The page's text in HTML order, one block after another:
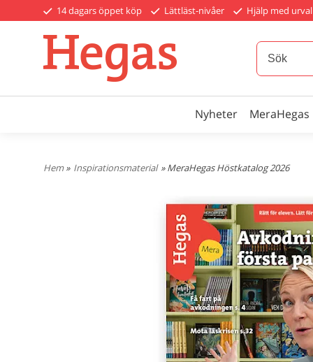
14 dagars öppet köp Lättläst-nivåer Hjälp med urval
Nyheter MeraHegas
Hem» Inspirationsmaterial » MeraHegas Höstkatalog 2026